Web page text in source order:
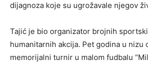
dijagnoza koje su ugrožavale njegov
Tajić je bio organizator brojnih
humanitarnih akcija. Pet godina u nizu
memorijalni turnir u malom fudbalu